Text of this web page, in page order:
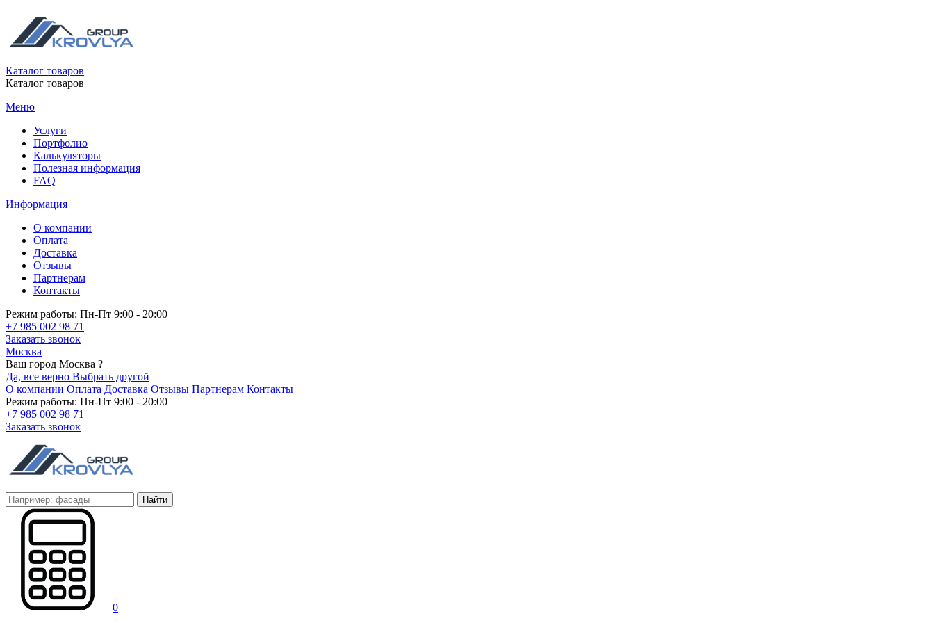
Каталог товаров
Каталог товаров
Меню
Услуги
Портфолио
Калькуляторы
Полезная информация
FAQ
Информация
О компании
Оплата
Доставка
Отзывы
Партнерам
Контакты
Режим работы: Пн-Пт 9:00 - 20:00
+7 985 002 98 71
Заказать звонок
Москва
Ваш город Москва ?
Да, все верно Выбрать другой
О компании Оплата Доставка Отзывы Партнерам Контакты
Режим работы: Пн-Пт 9:00 - 20:00
+7 985 002 98 71
Заказать звонок
Найти
0